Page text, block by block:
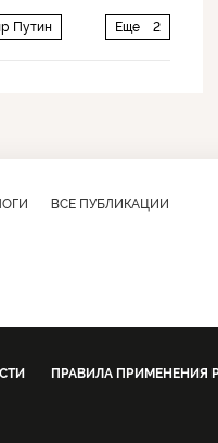
Еще 2
Путин
ВСЕ ПУБЛИКАЦИИ
ПРАВИЛА ПРИМЕНЕНИЯ